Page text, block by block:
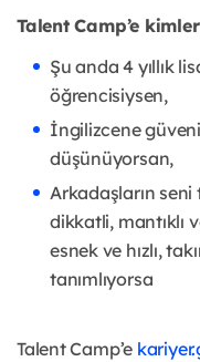
Talent Camp’e
Şu anda 4 yıllık
öğrencisiysen,
İngilizcene
düşünüyorsan,
Arkadaşların
dikkatli, mantıklı
esnek ve hızlı,
tanımlıyorsa
Talent Camp’e